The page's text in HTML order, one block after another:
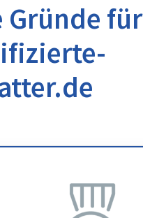
Gründe für